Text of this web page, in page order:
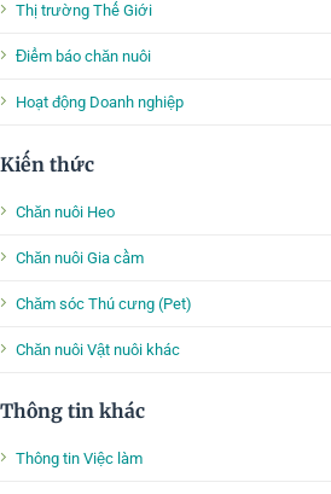
Thị trường Thế Giới
Điểm báo chăn nuôi
Hoạt động Doanh nghiệp
Kiến thức
Chăn nuôi Heo
Chăn nuôi Gia cầm
Chăm sóc Thú cưng (Pet)
Chăn nuôi Vật nuôi khác
Thông tin khác
Thông tin Việc làm